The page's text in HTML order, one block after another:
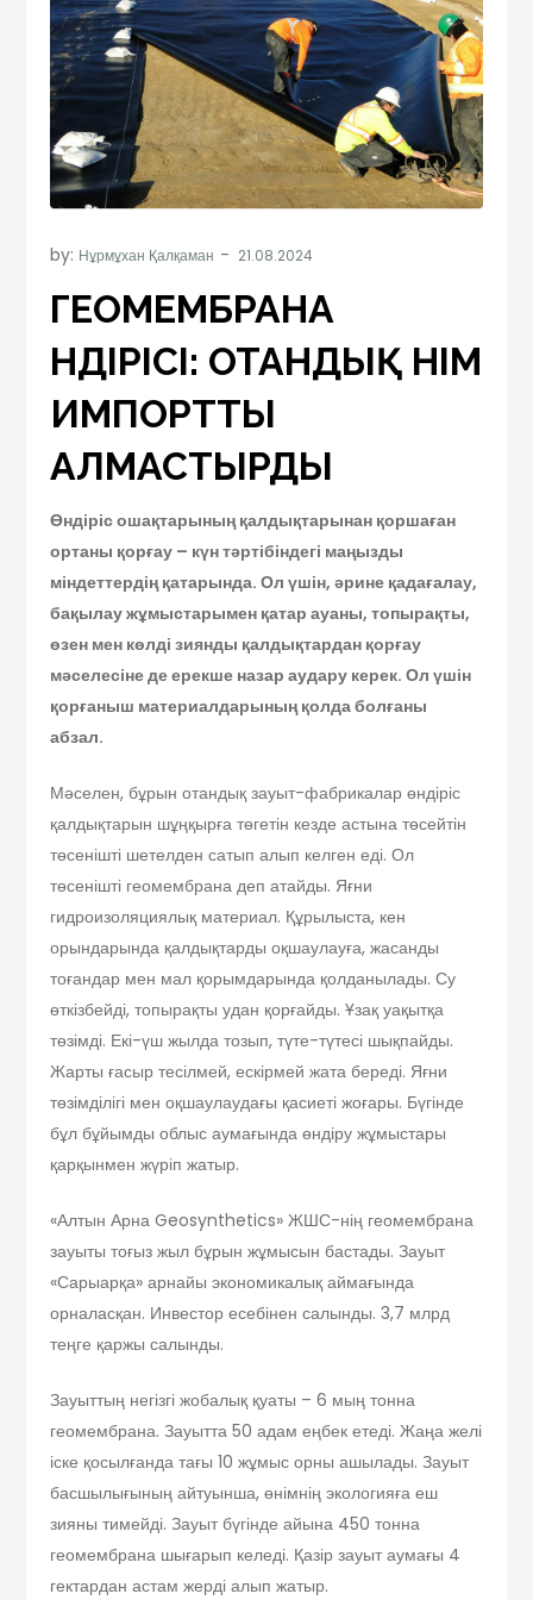
by: Нұрмұхан Қалқаман
ГЕОМЕМБРАНА
ӨНДІРІСІ: ОТАНДЫҚ ӨНІМ
ИМПОРТТЫ
АЛМАСТЫРДЫ
Өндіріс ошақтарының қалдықтарынан қоршаған
ортаны қорғау – күн тәртібіндегі маңызды
міндеттердің қатарында. Ол үшін, әрине қадағалау,
бақылау жұмыстарымен қатар ауаны, топырақты,
өзен мен көлді зиянды қалдықтардан қорғау
мәселесіне де ерекше назар аудару керек. Ол үшін
қорғаныш материалдарының қолда болғаны
абзал.
Мәселен, бұрын отандық зауыт-фабрикалар өндіріс
қалдықтарын шұңқырға төгетін кезде астына төсейтін
төсенішті шетелден сатып алып келген еді. Ол
төсенішті геомембрана деп атайды. Яғни
гидроизоляциялық материал. Құрылыста, кен
орындарында қалдықтарды оқшаулауға, жа­санды
тоғандар мен мал қо­рымдарында қолданылады. Су
өткізбейді, топырақты удан қорғайды. Ұзақ уақытқа
төзімді. Екі-үш жылда тозып, түте-түтесі шықпайды.
Жарты ғасыр тесілмей, ескірмей жата береді. Яғни
төзімділігі мен оқшаулаудағы қасиеті жоғары. Бүгінде
бұл бұйымды облыс аумағында өндіру жұмыстары
қарқынмен жүріп жатыр.
«Алтын Арна Geosynthetics» ЖШС-нің геомембрана
зауыты тоғыз жыл бұрын жұмысын бастады. Зауыт
«Сарыарқа» арнайы экономикалық аймағында
орналасқан. Инвестор есебінен салынды. 3,7 млрд
теңге қаржы салынды.
Зауыттың негізгі жобалық қуаты – 6 мың тонна
геомембрана. Зауытта 50 адам еңбек етеді. Жаңа желі
іске қосылғанда тағы 10 жұмыс орны ашылады. Зауыт
басшылығының айтуынша, өнімнің экологияға еш
зияны тимейді. Зауыт бүгінде айына 450 тонна
геомембрана шығарып келеді. Қазір зауыт аумағы 4
гектардан астам жерді алып жатыр.